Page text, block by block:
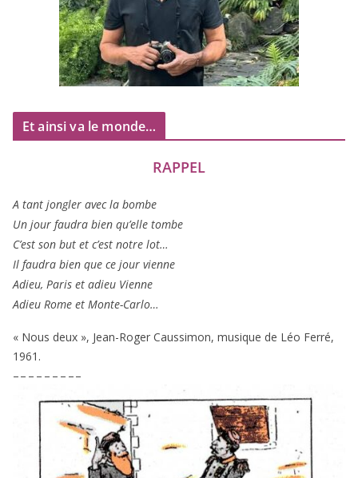
Et ainsi va le monde…
RAPPEL
A tant jon­gler avec la bombe
Un jour fau­dra bien qu’elle tombe
C’est son but et c’est notre lot…
Il fau­dra bien que ce jour vienne
Adieu, Paris et adieu Vienne
Adieu Rome et Monte-Carlo…
« Nous deux », Jean-Roger Caussimon, musique de Léo Ferré,
1961 .
– – – – – – – – –